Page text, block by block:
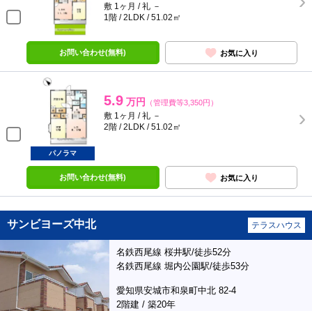
敷 1ヶ月 / 礼 －
1階 / 2LDK / 51.02㎡
お問い合わせ(無料) お気に入り
5.9 万円 （管理費等3,350円）
敷 1ヶ月 / 礼 －
2階 / 2LDK / 51.02㎡
パノラマ
お問い合わせ(無料) お気に入り
サンビヨーズ中北 テラスハウス
名鉄西尾線 桜井駅/徒歩52分
名鉄西尾線 堀内公園駅/徒歩53分
愛知県安城市和泉町中北 82-4
2階建 / 築20年